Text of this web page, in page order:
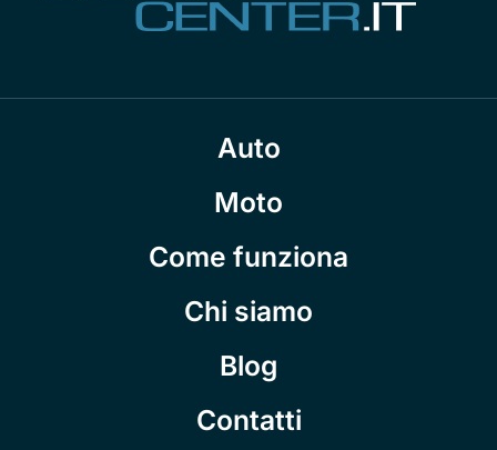
Auto
Moto
Come funziona
Chi siamo
Blog
Contatti